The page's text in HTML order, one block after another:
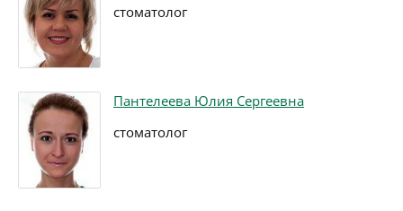
стоматолог
Пантелеева Юлия Сергеевна
стоматолог